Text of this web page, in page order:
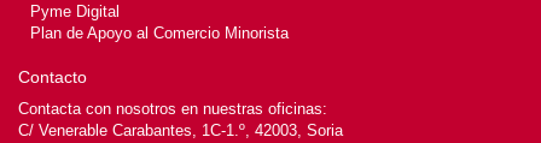
Pyme Digital
Plan de Apoyo al Comercio Minorista
Contacto
Contacta con nosotros en nuestras oficinas:
C/ Venerable Carabantes, 1C-1.º, 42003, Soria